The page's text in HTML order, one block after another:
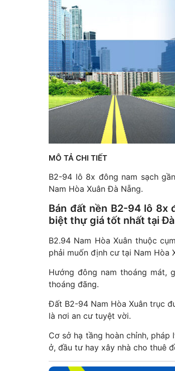
MÔ TẢ CHI TIẾT
B2-94 lô 8x đông nam sạch
Nam Hòa Xuân Đà Nẵng.
Bán đất nền B2-94 lô 8x
biệt thự giá tốt nhất tại
B2.94 Nam Hòa Xuân thuộc
phải muốn định cư tại Nam Hòa
Hướng đông nam thoáng mát,
thoáng đãng.
Đất B2-94 Nam Hòa Xuân trục
là nơi an cư tuyệt vời.
Cơ sở hạ tầng hoàn chỉnh,
ở, đầu tư hay xây nhà cho thuê